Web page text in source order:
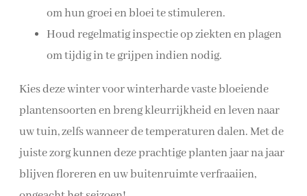
om hun groei en bloei te stimuleren.
Houd regelmatig inspectie op ziekten en plagen
om tijdig in te grijpen indien nodig.
Kies deze winter voor winterharde vaste bloeiende
plantensoorten en breng kleurrijkheid en leven naar
uw tuin, zelfs wanneer de temperaturen dalen. Met de
juiste zorg kunnen deze prachtige planten jaar na jaar
blijven floreren en uw buitenruimte verfraaiien,